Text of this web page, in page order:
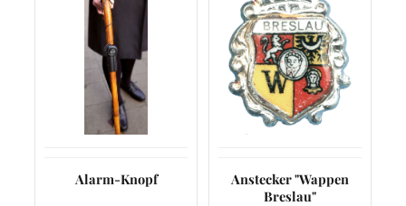
Alarm-Knopf
Anstecker "Wappen
Breslau"